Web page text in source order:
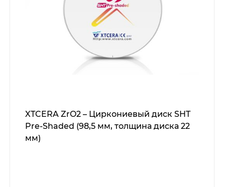
XTCERA ZrO2 – Циркониевый диск SHT
Pre-Shaded (98,5 мм, толщина диска 22
мм)